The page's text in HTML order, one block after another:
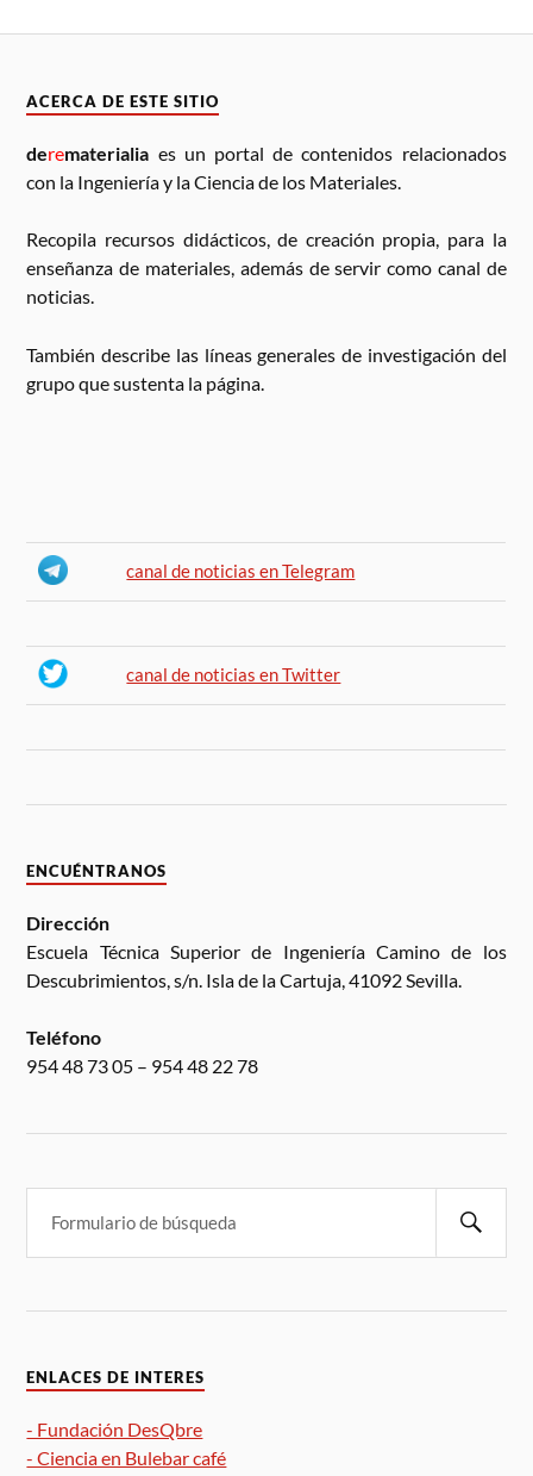
ACERCA DE ESTE SITIO
derematerialia es un portal de contenidos relacionados
con la Ingeniería y la Ciencia de los Materiales.
Recopila recursos didácticos, de creación propia, para la
enseñanza de materiales, además de servir como canal de
noticias.
También describe las líneas generales de investigación del
grupo que sustenta la página.
canal de noticias en Telegram
canal de noticias en Twitter
ENCUÉNTRANOS
Dirección
Escuela Técnica Superior de Ingeniería Camino de los
Descubrimientos, s/n. Isla de la Cartuja, 41092 Sevilla.
Teléfono
954 48 73 05 – 954 48 22 78
ENLACES DE INTERES
- Fundación DesQbre
- Ciencia en Bulebar café